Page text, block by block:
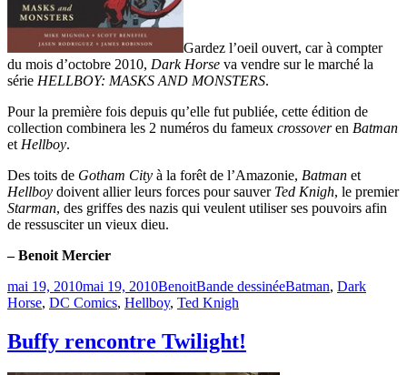
Gardez l’oeil ouvert, car à compter
du mois d’octobre 2010, Dark Horse va vendre sur le marché la
série HELLBOY: MASKS AND MONSTERS.
Pour la première fois depuis qu’elle fut publiée, cette édition de
collection combinera les 2 numéros du fameux crossoveren Batman
et Hellboy.
Des toits de Gotham City à la forêt de l’Amazonie, Batman et
Hellboy doivent allier leurs forces pour sauver Ted Knigh, le premier
Starman, des griffes des nazis qui veulent utiliser ses pouvoirs afin
de ressusciter un vieux dieu.
– Benoit Mercier
Publié
le
mai 19, 2010mai 19, 2010BenoitCatégories
Bande dessinéeÉtiquettes
Batman, Dark
Horse, DC Comics, Hellboy, Ted Knigh
Buffy rencontre Twilight!